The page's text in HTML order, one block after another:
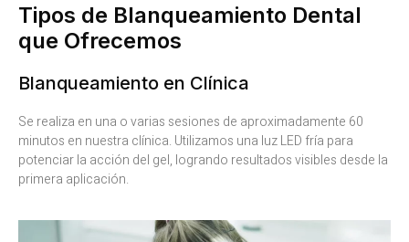
Tipos de Blanqueamiento Dental
que Ofrecemos
Blanqueamiento en Clínica
Se realiza en una o varias sesiones de aproximadamente 60
minutos en nuestra clínica. Utilizamos una luz LED fría para
potenciar la acción del gel, logrando resultados visibles desde la
primera aplicación.